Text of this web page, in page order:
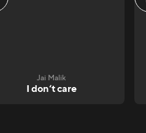
Jai Malik
I don‘t care